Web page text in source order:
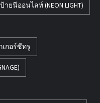
ป้ายนีออนไลท์ (NEON LIGHT)
เกอร์ซีทรู